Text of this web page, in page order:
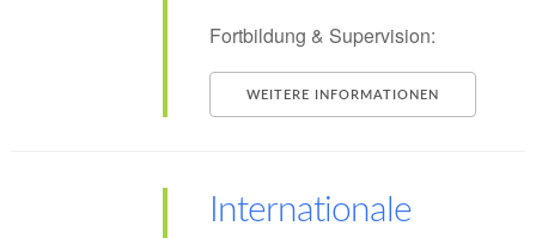
Fortbildung & Supervision:
WEITERE INFORMATIONEN
Internationale